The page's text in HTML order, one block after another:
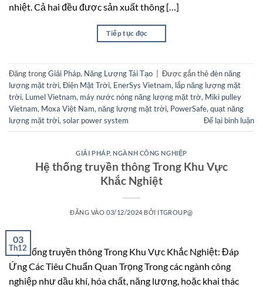
nhiệt. Cả hai đều được sản xuất thông […]
Tiếp tục đọc
Đăng trongGiải Pháp, Năng Lượng Tái Tạo Được gắn thẻđèn năng
lượng mặt trời,Điện Mặt Trời, EnerSys Vietnam, lắp năng lượng mặt
trời, Lumel Vietnam, máy nước nóng năng lượng mặt trờ, Miki pulley
Vietnam, Moxa Việt Nam, năng lượng mặt trời, PowerSafe,quạt năng
lượng mặt trời,solar power system Để lại bình luận
GIẢI PHÁP,NGÀNH CÔNG NGHIỆP
Hệ thống truyền thông Trong Khu Vực
Khắc Nghiệt
ĐĂNG VÀO03/12/2024 BỞI ITGROUP@
03
Th12
Hệ thống truyền thông Trong Khu Vực Khắc Nghiệt: Đáp
Ứng Các Tiêu Chuẩn Quan Trọng Trong các ngành công
nghiệp như dầu khí, hóa chất, năng lượng, hoặc khai thác